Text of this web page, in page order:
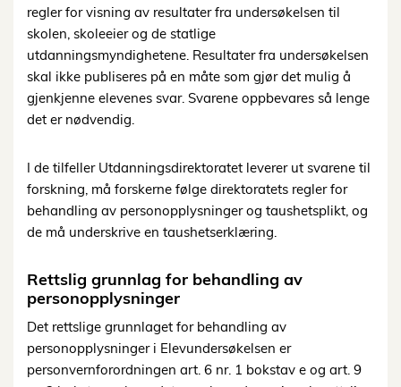
regler for visning av resultater fra undersøkelsen til
skolen, skoleeier og de statlige
utdanningsmyndighetene. Resultater fra undersøkelsen
skal ikke publiseres på en måte som gjør det mulig å
gjenkjenne elevenes svar. Svarene oppbevares så lenge
det er nødvendig.
I de tilfeller Utdanningsdirektoratet leverer ut svarene til
forskning, må forskerne følge direktoratets regler for
behandling av personopplysninger og taushetsplikt, og
de må underskrive en taushetserklæring.
Rettslig grunnlag for behandling av
personopplysninger
Det rettslige grunnlaget for behandling av
personopplysninger i Elevundersøkelsen er
personvernforordningen art. 6 nr. 1 bokstav e og art. 9